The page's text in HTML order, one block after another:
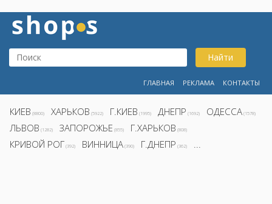
Найти
ГЛАВНАЯ РЕКЛАМА КОНТАКТЫ
КИЕВ (8800) ХАРЬКОВ (5922) Г.КИЕВ (1995) ДНЕПР (1692) ОДЕССА (1578)
ЛЬВОВ (1282) ЗАПОРОЖЬЕ (855) Г.ХАРЬКОВ (808)
КРИВОЙ РОГ (392) ВИННИЦА (390) Г.ДНЕПР (362) ...